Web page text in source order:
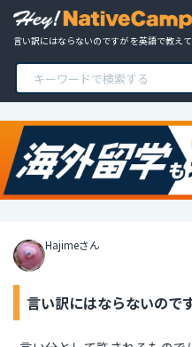
言い訳にはならないのですが を英語で教え
Hajimeさん
言い訳にはならないので